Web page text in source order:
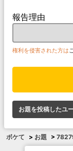
報告理由
権利を侵害された方は
お題を投稿したユ
ボケて > お題 >